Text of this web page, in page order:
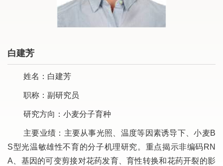
白建芳
姓名：白建芳
职称：副研究员
研究方向：小麦分子育种
主要业绩：主要从事光照、温度等因素诱导下、小麦B
S型光温敏雄性不育的分子机理研究。重点揭示非编码RN
A、基因的可变剪接对花药发育、育性转换和花药开裂的影